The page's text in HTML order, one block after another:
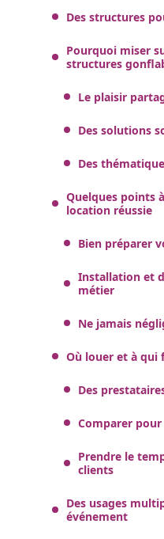
Des structures
Pourquoi miser
structures
Le plaisir
Des solutions
Des
Quelques points
location réussie
Bien préparer
Installation et
métier
Ne jamais
Où louer et à qui
Des
Comparer
Prendre le
clients
Des usages
événement